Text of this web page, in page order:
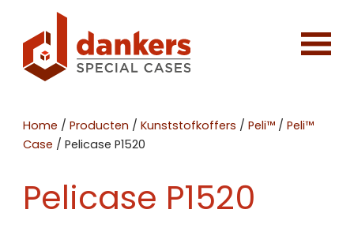
Home /Producten /Kunststofkoffers /Peli™ /Peli™
Case /Pelicase P1520
Pelicase P1520